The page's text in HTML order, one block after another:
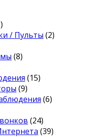
/ Пульты (2)
(8)
(15)
(9)
(6)
(24)
(39)